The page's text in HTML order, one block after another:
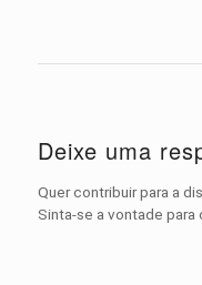
Deixe uma
Quer contribuir para a
Sinta-se a vontade para